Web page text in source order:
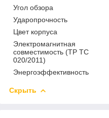
Угол обзора
Ударопрочность
Цвет корпуса
Электромагнитная
совместимость (ТР ТС
020/2011)
Энергоэффективность
Скрыть